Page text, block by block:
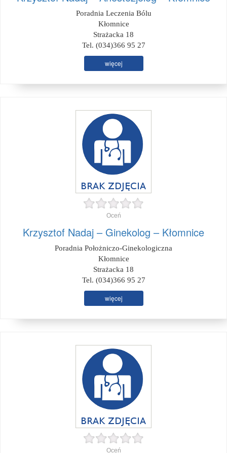
Poradnia Leczenia Bólu
Kłomnice
Strażacka 18
Tel. (034)366 95 27
więcej
Oceń
Krzysztof Nadaj – Ginekolog – Kłomnice
Poradnia Położniczo-Ginekologiczna
Kłomnice
Strażacka 18
Tel. (034)366 95 27
więcej
Oceń